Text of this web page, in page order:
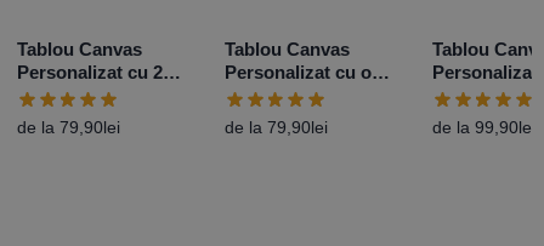
Tablou Canvas
Personalizat cu 2
poze
de la 79,90lei
Tablou Canvas
Personalizat cu o
poză – Fade
de la79,90lei
Tablou
Personalizat
poze și
de la99,90lei